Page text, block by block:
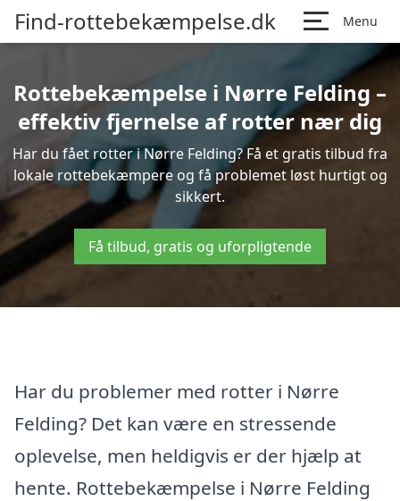
Find-rottebekæmpelse.dk Menu
Rottebekæmpelse i Nørre Felding –
effektiv fjernelse af rotter nær dig
Har du fået rotter i Nørre Felding? Få et gratis tilbud fra
lokale rottebekæmpere og få problemet løst hurtigt og
sikkert.
Få tilbud, gratis og uforpligtende
Har du problemer med rotter i Nørre
Felding? Det kan være en stressende
oplevelse, men heldigvis er der hjælp at
hente. Rottebekæmpelse i Nørre Felding